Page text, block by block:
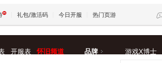
礼包/激活码 今日开服 热门页游
开服表 怀旧频道 品牌 游戏X博士